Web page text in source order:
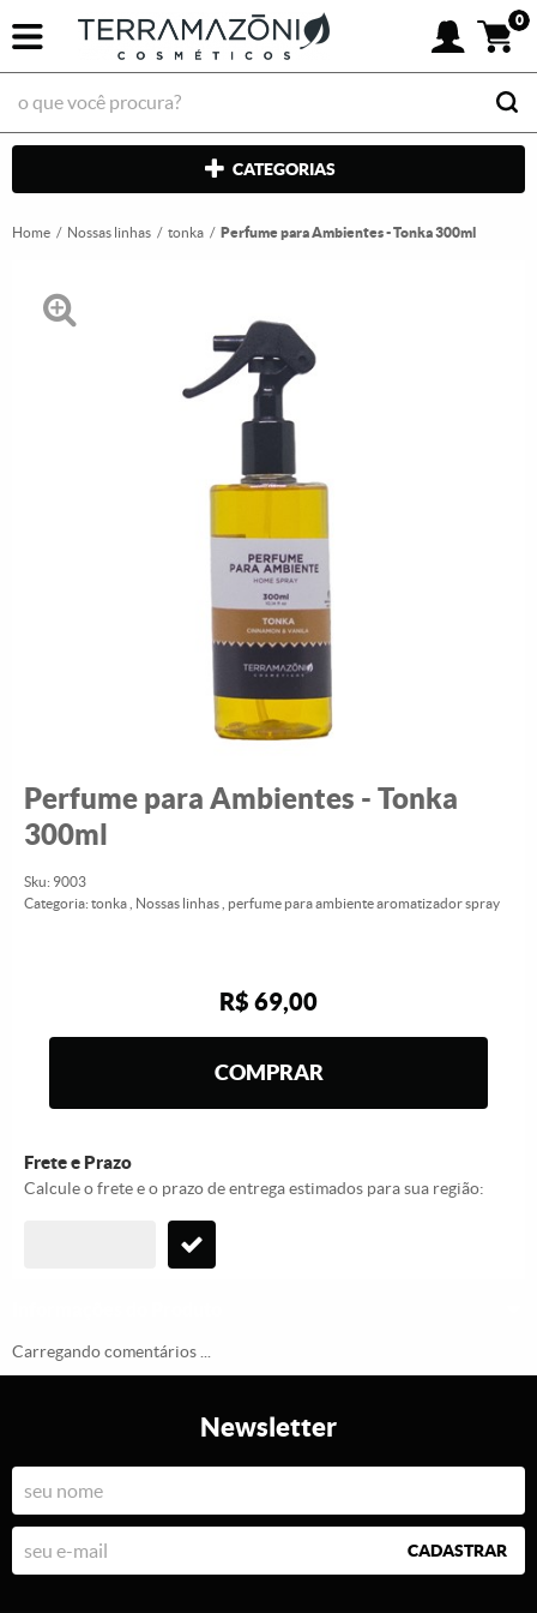
0
CATEGORIAS
Home Nossas linhas tonka Perfume para Ambientes - Tonka 300ml
Perfume para Ambientes - Tonka
300ml
Sku: 9003
Categoria: tonka Nossas linhas perfume para ambiente aromatizador spray
R$ 69,00
COMPRAR
Frete e Prazo
Calcule o frete e o prazo de entrega estimados para sua região:
Carregando comentários ...
Newsletter
CADASTRAR